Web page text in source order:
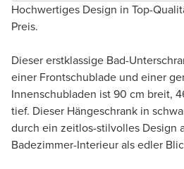
Hochwertiges Design in Top-
Preis.
Dieser erstklassige Bad-
einer Frontschublade und einer
Innenschubladen ist 90 cm breit,
tief. Dieser Hängeschrank in
durch ein zeitlos-stilvolles Design
Badezimmer-Interieur als edler